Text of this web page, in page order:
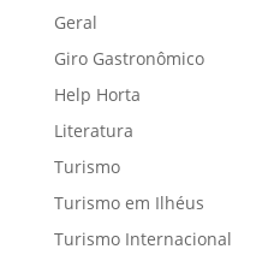
Geral
Giro Gastronômico
Help Horta
Literatura
Turismo
Turismo em Ilhéus
Turismo Internacional